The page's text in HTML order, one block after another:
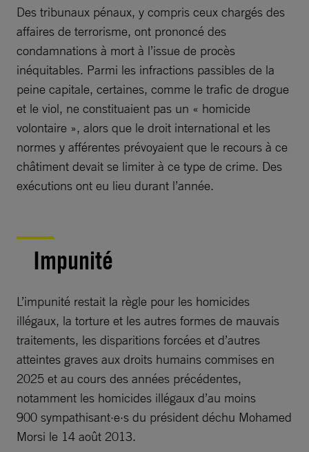
Des tribunaux pénaux, y compris ceux chargés des
affaires de terrorisme, ont prononcé des
condamnations à mort à l’issue de procès
inéquitables. Parmi les infractions passibles de la
peine capitale, certaines, comme le trafic de drogue
et le viol, ne constituaient pas un « homicide
volontaire », alors que le droit international et les
normes y afférentes prévoyaient que le recours à ce
châtiment devait se limiter à ce type de crime. Des
exécutions ont eu lieu durant l’année.
Impunité
L’impunité restait la règle pour les homicides
illégaux, la torture et les autres formes de mauvais
traitements, les disparitions forcées et d’autres
atteintes graves aux droits humains commises en
2025 et au cours des années précédentes,
notamment les homicides illégaux d’au moins
900 sympathisant·e·s du président déchu Mohamed
Morsi le 14 août 2013.